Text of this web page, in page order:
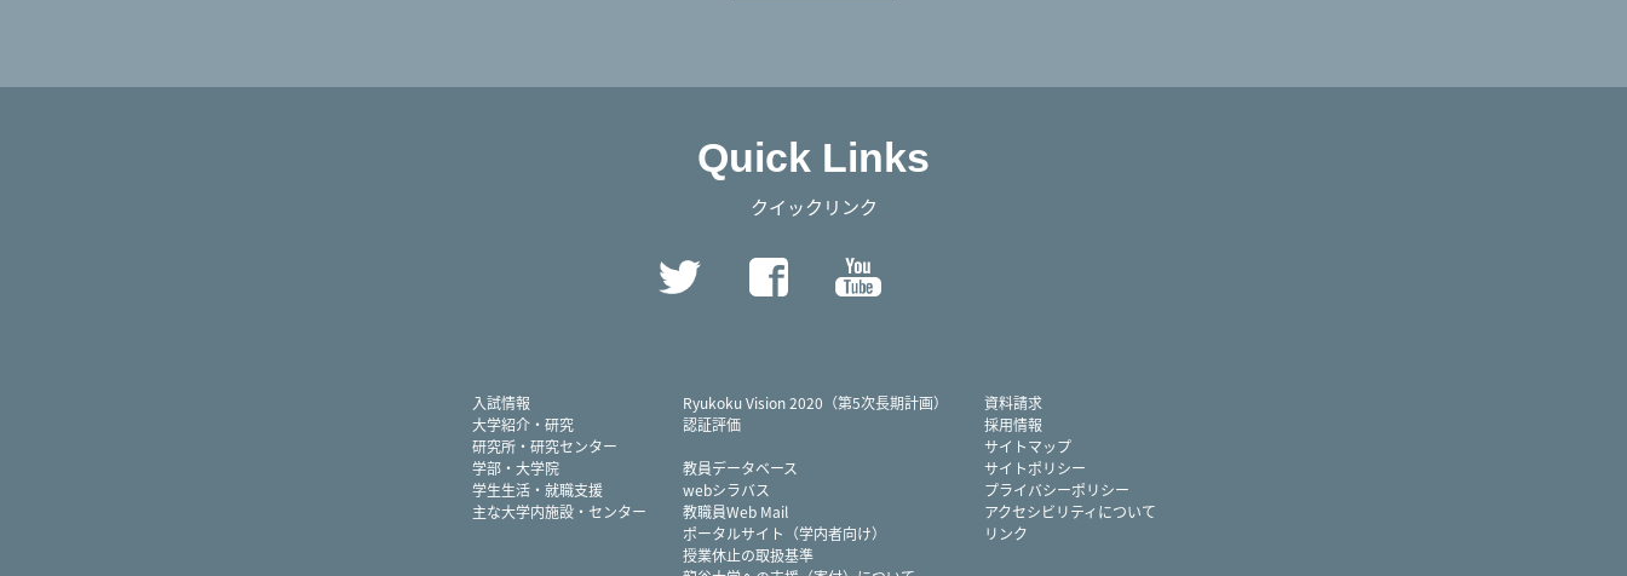
Quick Links
クイックリンク
Twitter Facebook
入試情報
大学紹介・研究
研究所・研究センター
学部・大学院
学生生活・就職支援
主な大学内施設・センター
Ryukoku Vision 2020（第5次長期計画）
認証評価
教員データベース
webシラバス
教職員Web Mail
ポータルサイト（学内者向け）
授業休止の取扱基準
資料請求
採用情報
サイトマップ
サイトポリシー
プライバシーポリシー
アクセシビリティについて
リンク